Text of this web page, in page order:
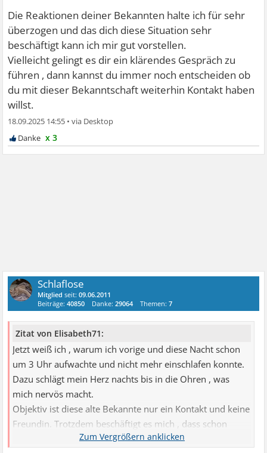
Die Reaktionen deiner Bekannten halte ich für sehr
überzogen und das dich diese Situation sehr
beschäftigt kann ich mir gut vorstellen.
Vielleicht gelingt es dir ein klärendes Gespräch zu
führen , dann kannst du immer noch entscheiden ob
du mit dieser Bekanntschaft weiterhin Kontakt haben
willst.
18.09.2025 14:55 •
x 3
Schlaflose
Mitglied seit:09.06.2011
Beiträge:40850 Danke:29064 Themen:7
Zitat von Elisabeth71:
Jetzt weiß ich , warum ich vorige und diese Nacht schon
um 3 Uhr aufwachte und nicht mehr einschlafen konnte.
Dazu schlägt mein Herz nachts bis in die Ohren , was
mich nervös macht.
Objektiv ist diese alte Bekannte nur ein Kontakt und keine
Freundin. Trotzdem beschäftigt es mich , dass schon
wieder etwas in die Brüche ging. Dabei bemühe ich mich